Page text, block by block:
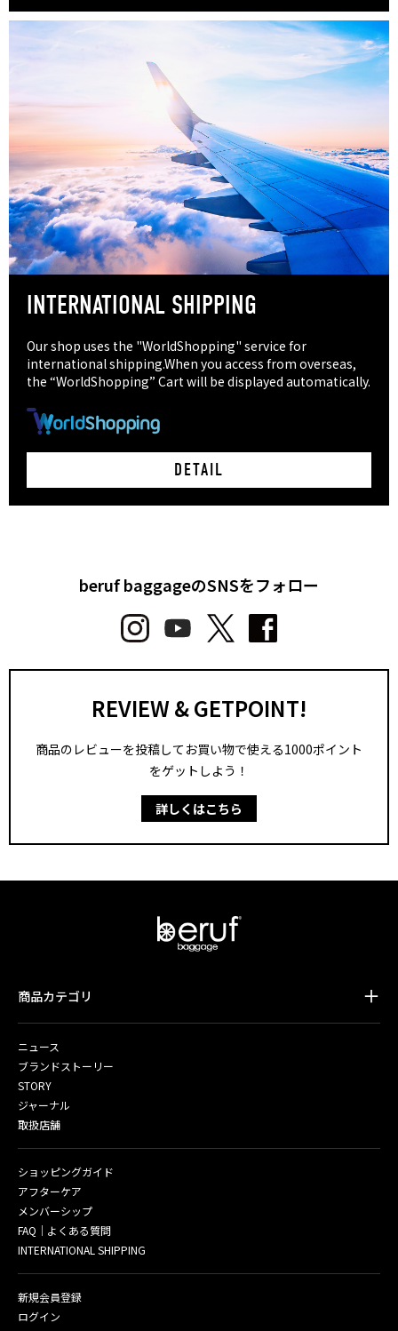
INTERNATIONAL SHIPPING
Our shop uses the "WorldShopping" service for
international shipping.When you access from overseas,
the “WorldShopping” Cart will be displayed automatically.
DETAIL
beruf baggageのSNSをフォロー
REVIEW & GETPOINT!
商品のレビューを投稿してお買い物で使える1000ポイント
をゲットしよう！
詳しくはこちら
商品カテゴリ
ニュース
ブランドストーリー
STORY
ジャーナル
取扱店舗
ショッピングガイド
アフターケア
メンバーシップ
FAQ｜よくある質問
INTERNATIONAL SHIPPING
新規会員登録
ログイン